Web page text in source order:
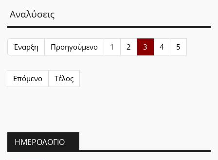
Αναλύσεις
Έναρξη Προηγούμενο 1 2 3 4 5
Επόμενο Τέλος
ΗΜΕΡΟΛΌΓΙΟ